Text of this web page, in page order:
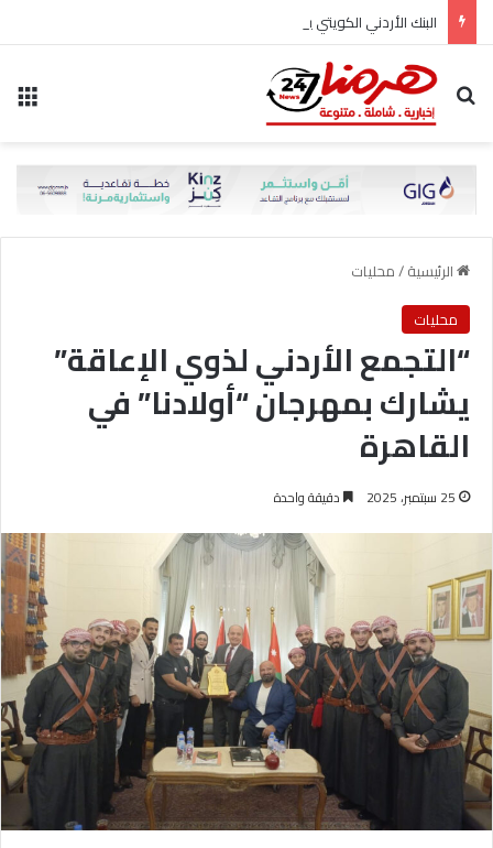
بحث عن
الرئيسية/محليات
محليات
“التجمع الأردني لذوي الإعاقة”
يشارك بمهرجان “أولادنا” في
القاهرة
25 سبتمبر، 2025 دقيقة واحدة